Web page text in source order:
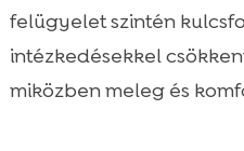
felügyelet szintén
intézkedésekkel
miközben meleg és